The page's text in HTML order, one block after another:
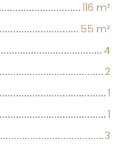
116 m²
55 m²
4
2
1
1
3